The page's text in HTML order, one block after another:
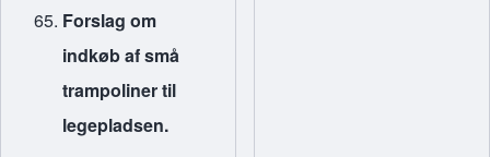
Forslag om
indkøb af små
trampoliner til
legepladsen.